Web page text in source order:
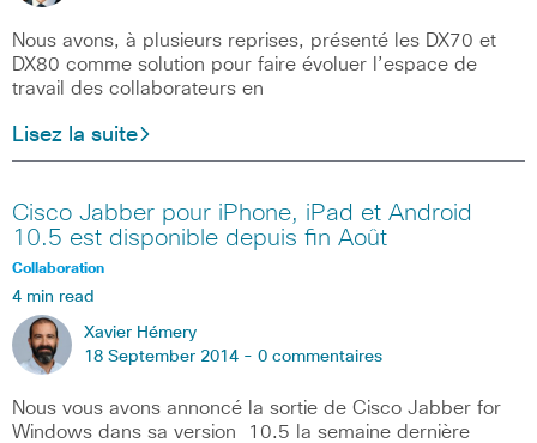
Nous avons, à plusieurs reprises, présenté les DX70 et
DX80 comme solution pour faire évoluer l’espace de
travail des collaborateurs en
Lisez la suite
Cisco Jabber pour iPhone, iPad et Android
10.5 est disponible depuis fin Août
Collaboration
4 min read
Xavier Hémery
18 September 2014 - 0 commentaires
Nous vous avons annoncé la sortie de Cisco Jabber for
Windows dans sa version 10.5 la semaine dernière